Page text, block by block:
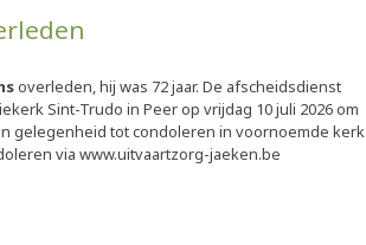
overleden, hij was 72 jaar. De afscheidsdienst
Sint-Trudo in Peer op vrijdag 10 juli 2026 om
gelegenheid tot condoleren in voornoemde kerk
via www.uitvaartzorg-jaeken.be